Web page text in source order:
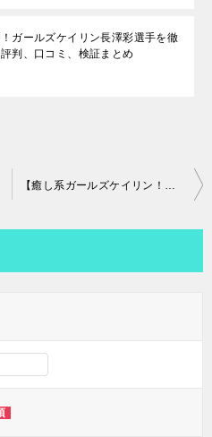
ガールズケイリン長澤彩選手を徹
判、口コミ、検証まとめ